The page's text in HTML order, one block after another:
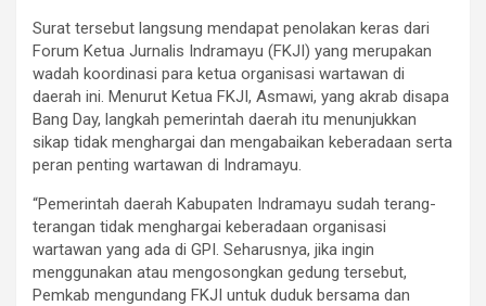
Surat tersebut langsung mendapat penolakan keras dari
Forum Ketua Jurnalis Indramayu (FKJI) yang merupakan
wadah koordinasi para ketua organisasi wartawan di
daerah ini. Menurut Ketua FKJI, Asmawi, yang akrab disapa
Bang Day, langkah pemerintah daerah itu menunjukkan
sikap tidak menghargai dan mengabaikan keberadaan serta
peran penting wartawan di Indramayu.
“Pemerintah daerah Kabupaten Indramayu sudah terang-
terangan tidak menghargai keberadaan organisasi
wartawan yang ada di GPI. Seharusnya, jika ingin
menggunakan atau mengosongkan gedung tersebut,
Pemkab mengundang FKJI untuk duduk bersama dan